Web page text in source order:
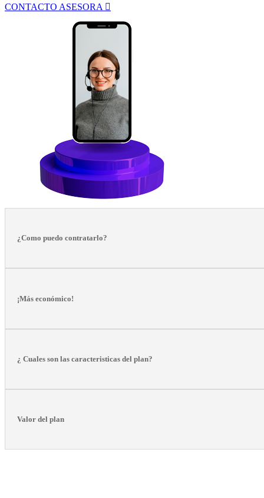
CONTACTO ASESORA
¿Como puedo contratarlo?
¡Más económico!
¿ Cuales son las caracteristicas del plan?
Valor del plan